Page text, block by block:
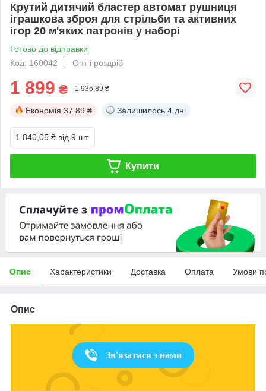
Крутий дитячий бластер автомат рушниця
іграшкова зброя для стрільби та активних
ігор 20 м'яких патронів у наборі
Готово до відправки
Код: 160042
Опт і роздріб
1 899 ₴ 1 936,89 ₴
Економія 37.89 ₴ Залишилось 4 дні
1 840,05 ₴ від 9 шт.
Купити
Опис Характеристики Доставка Оплата Умови
Опис
Зв'язатися з нами